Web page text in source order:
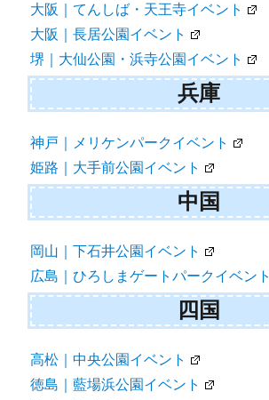
大阪｜てんしば・天王寺イベント
大阪｜長居公園イベント
堺｜大仙公園・浜寺公園イベント
兵庫
神戸｜メリケンパークイベント
姫路｜大手前公園イベント
中国
岡山｜下石井公園イベント
広島｜ひろしまゲートパークイベント
四国
高松｜中央公園イベント
徳島｜藍場浜公園イベント